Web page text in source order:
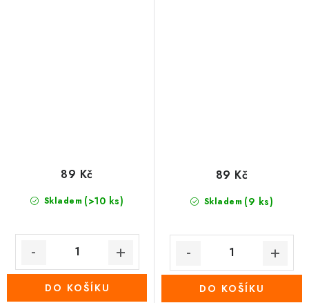
Skladem (>10 ks)
89 Kč
DO KOŠÍKU
Skladem (9 ks)
89 Kč
DO KOŠÍKU